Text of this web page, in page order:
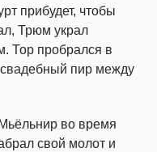
прибудет, чтобы
Трюм украл
Тор пробрался в
пир между
во время
свой молот и